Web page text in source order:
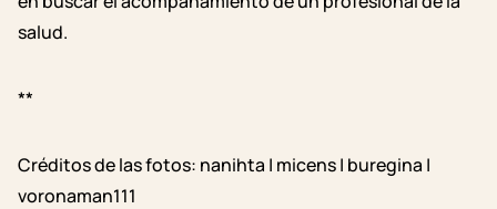
salud.
**
Créditos de las fotos: nanihta | micens | buregina |
voronaman111